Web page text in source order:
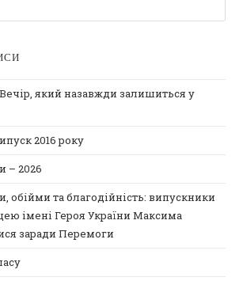
який назавжди залишиться у
2016 року
– 2026
обійми та благодійність: випускники
імені Героя України Максима
заради Перемоги